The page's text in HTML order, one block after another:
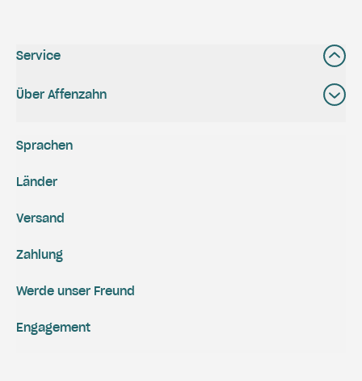
Service
Über Affenzahn
Versand
Zahlung
Engagement
Werde unser Freund
Sprachen
Länder